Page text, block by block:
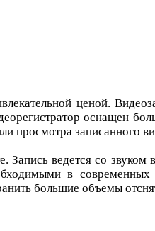
ценой.
оснащен
просмотра записанного
Запись ведется со
в современных
большие объемы